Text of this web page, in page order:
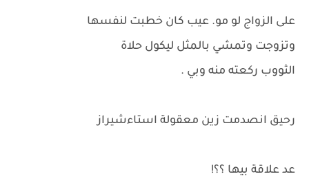
على الزواج لو مو. عيب كان خطبت لنفسها
وتزوجت وتمشي بالمثل ليكول حلاة
الثووب ركعته منه وبي .
رحيق انصدمت زين معقولة استاءشيراز
عد علاقة بيها ؟؟!